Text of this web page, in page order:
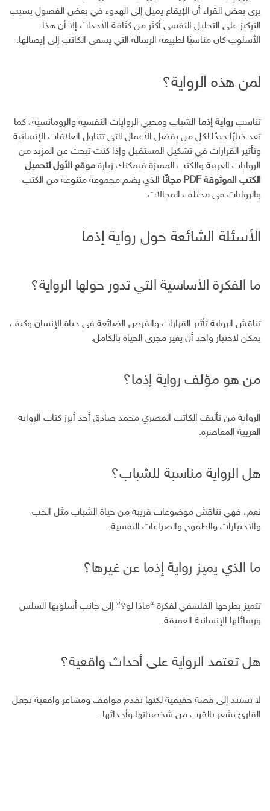
يرى بعض القراء أن الإيقاع يميل إلى الهدوء في بعض الفصول بسبب
التركيز على التحليل النفسي أكثر من كثافة الأحداث إلا أن هذا
الأسلوب كان مناسبًا لطبيعة الرسالة التي يسعى الكاتب إلى إيصالها.
لمن هذه الرواية؟
تناسب رواية إذما الشباب ومحبي الروايات النفسية والرومانسية، كما
تعد خيارًا جيدًا لكل من يفضل الأعمال التي تتناول العلاقات الإنسانية
وتأثير القرارات في تشكيل المستقبل وإذا كنت تبحث عن المزيد من
الروايات العربية والكتب المميزة فيمكنك زيارة موقع الأول لتحميل
الكتب الموثوقة PDF مجانًا
الذي يضم مجموعة متنوعة من الكتب
والروايات في مختلف المجالات.
الأسئلة الشائعة حول رواية إذما
ما الفكرة الأساسية التي تدور حولها الرواية؟
تناقش الرواية تأثير القرارات والفرص الضائعة في حياة الإنسان وكيف
يمكن لاختيار واحد أن يغير مجرى الحياة بالكامل.
من هو مؤلف رواية إذما؟
الرواية من تأليف الكاتب المصري محمد صادق أحد أبرز كتاب الرواية
العربية المعاصرة.
هل الرواية مناسبة للشباب؟
نعم، فهي تناقش موضوعات قريبة من حياة الشباب مثل الحب
والاختيارات والطموح والصراعات النفسية.
ما الذي يميز رواية إذما عن غيرها؟
تتميز بطرحها الفلسفي لفكرة “ماذا لو؟” إلى جانب أسلوبها السلس
ورسائلها الإنسانية العميقة.
هل تعتمد الرواية على أحداث واقعية؟
لا تستند إلى قصة حقيقية لكنها تقدم مواقف ومشاعر واقعية تجعل
القارئ يشعر بالقرب من شخصياتها وأحداثها.